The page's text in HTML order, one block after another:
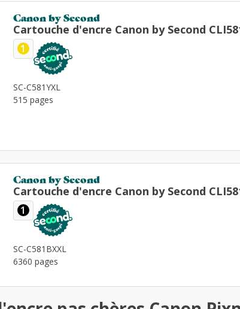
Canon by Second
Cartouche d'encre Canon by Second
1
SC-C581YXL
515 pages
Canon by Second
Cartouche d'encre Canon by Second
1
SC-C581BXXL
6360 pages